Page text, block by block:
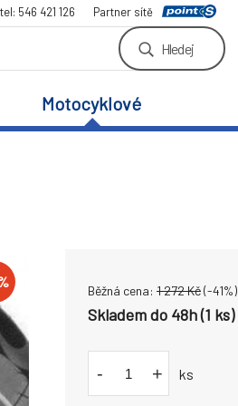
tel: 546 421 126 Partner sítě
Hledej
Motocyklové
Běžná cena: 1 272Kč(-41%)
Skladem do 48h (1 ks)
- + ks